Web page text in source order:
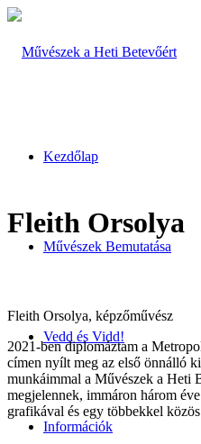
Kezdőlap
Művészek Bemutatása
Vedd és Vidd!
Információk
Fleith Orsolya
Fleith Orsolya, képzőművész
2021-ben diplomáztam a
címen nyílt meg az első önnálló
munkáimmal a Művészek a Heti
megjelennek, immáron három
grafikával és egy többekkel